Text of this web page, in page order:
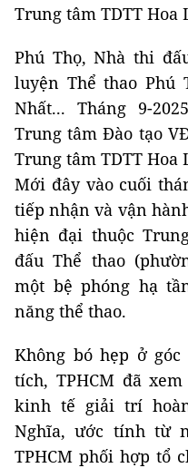
Trung tâm TDTT Hoa
Phú Thọ, Nhà thi
luyện Thể thao Phú
Nhất... Tháng 9-
Trung tâm Đào tạo
Trung tâm TDTT
Mới đây vào cuối
tiếp nhận và vận
hiện đại thuộc
đấu Thể thao
một bệ phóng hạ
năng thể thao.
Không bó hẹp ở
tích, TPHCM đã
kinh tế giải trí
Nghĩa, ước tính từ
TPHCM phối hợp tổ